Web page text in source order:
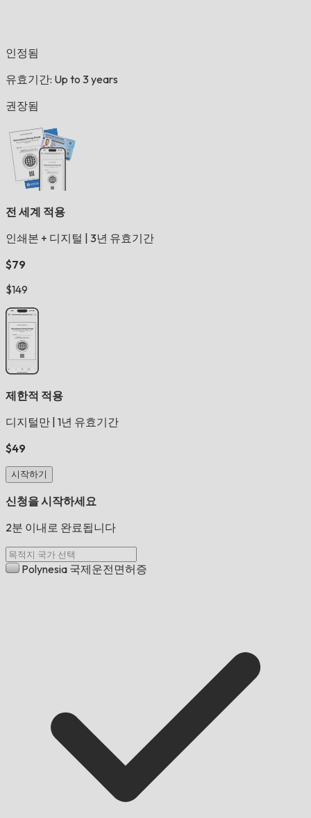
인정됨
유효기간: Up to 3 years
권장됨
전 세계 적용
인쇄본 + 디지털
3년 유효기간
$79
$149
제한적 적용
디지털만 1년 유효기간
$49
시작하기
신청을 시작하세요
2분 이내로 완료됩니다
Polynesia 국제운전면허증